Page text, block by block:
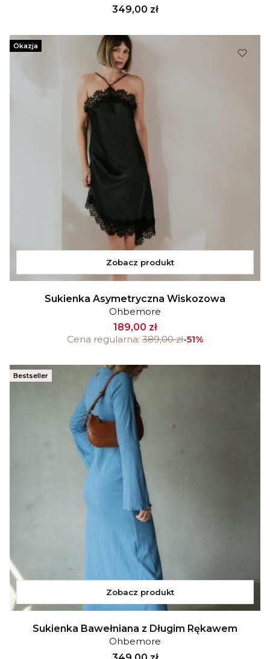
Cena
349,00 zł
Okazja
Zobacz produkt
Sukienka Asymetryczna Wiskozowa
Ohbemore
189,00 zł
Cena regularna: 389,00 zł-51%
Bestseller
Zobacz produkt
Sukienka Bawełniana z Długim Rękawem
Ohbemore
Cena